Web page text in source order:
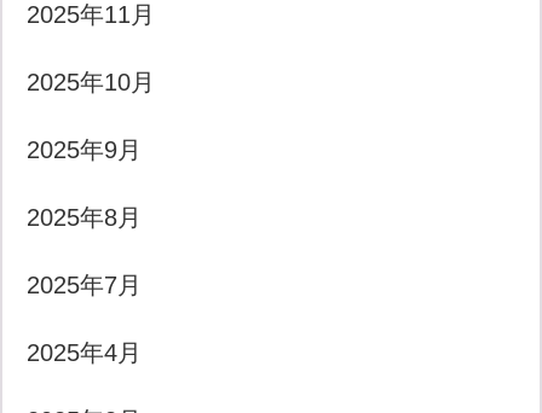
2025年11月
2025年10月
2025年9月
2025年8月
2025年7月
2025年4月